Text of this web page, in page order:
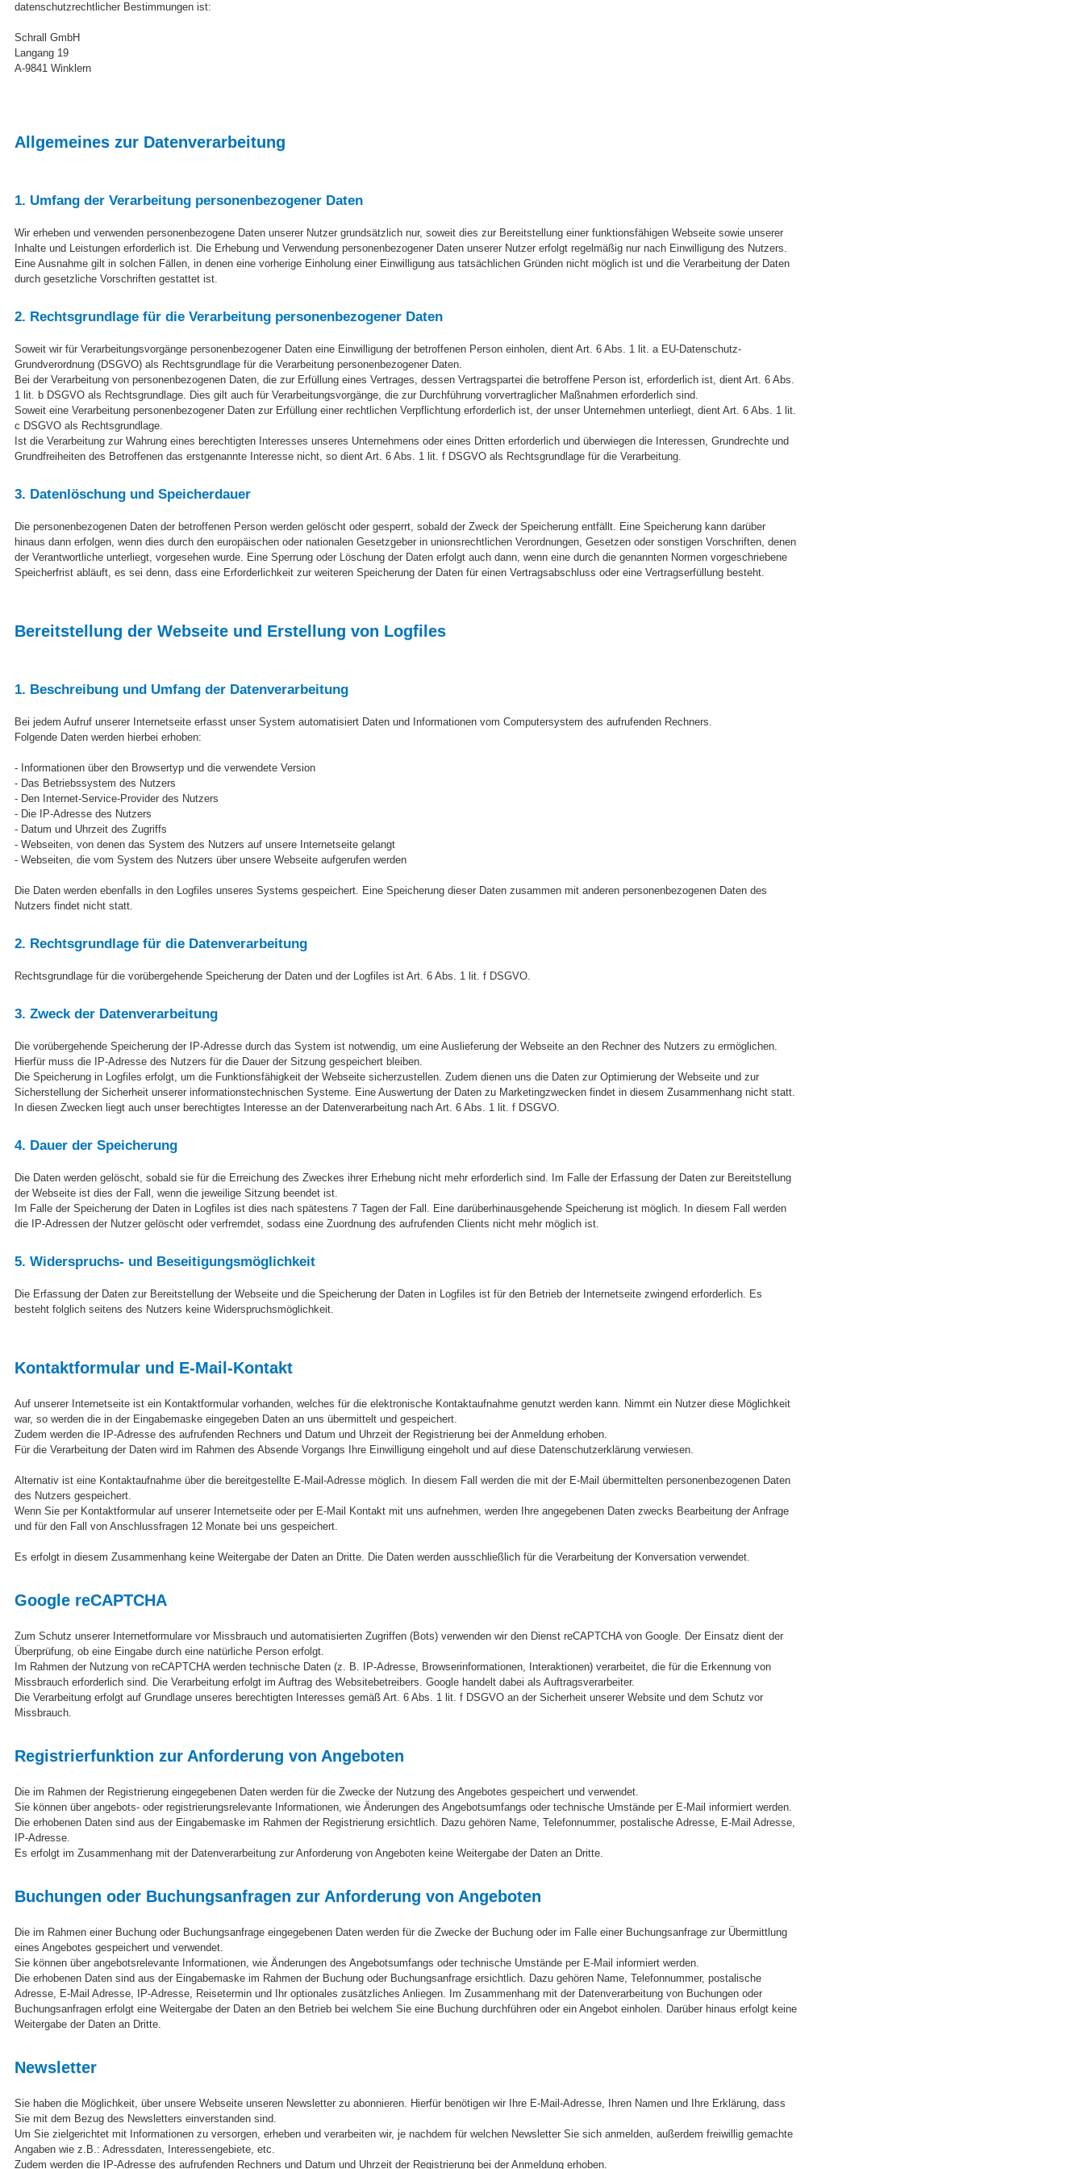
datenschutzrechtlicher Bestimmungen ist:
Schrall GmbH
Langang 19
A-9841 Winklern
Allgemeines zur Datenverarbeitung
1. Umfang der Verarbeitung personenbezogener Daten
Wir erheben und verwenden personenbezogene Daten unserer Nutzer grundsätzlich nur, soweit dies zur Bereitstellung einer funktionsfähigen Webseite sowie unserer
Inhalte und Leistungen erforderlich ist. Die Erhebung und Verwendung personenbezogener Daten unserer Nutzer erfolgt regelmäßig nur nach Einwilligung des Nutzers.
Eine Ausnahme gilt in solchen Fällen, in denen eine vorherige Einholung einer Einwilligung aus tatsächlichen Gründen nicht möglich ist und die Verarbeitung der Daten
durch gesetzliche Vorschriften gestattet ist.
2. Rechtsgrundlage für die Verarbeitung personenbezogener Daten
Soweit wir für Verarbeitungsvorgänge personenbezogener Daten eine Einwilligung der betroffenen Person einholen, dient Art. 6 Abs. 1 lit. a EU-Datenschutz-
Grundverordnung (DSGVO) als Rechtsgrundlage für die Verarbeitung personenbezogener Daten.
Bei der Verarbeitung von personenbezogenen Daten, die zur Erfüllung eines Vertrages, dessen Vertragspartei die betroffene Person ist, erforderlich ist, dient Art. 6 Abs.
1 lit. b DSGVO als Rechtsgrundlage. Dies gilt auch für Verarbeitungsvorgänge, die zur Durchführung vorvertraglicher Maßnahmen erforderlich sind.
Soweit eine Verarbeitung personenbezogener Daten zur Erfüllung einer rechtlichen Verpflichtung erforderlich ist, der unser Unternehmen unterliegt, dient Art. 6 Abs. 1 lit.
c DSGVO als Rechtsgrundlage.
Ist die Verarbeitung zur Wahrung eines berechtigten Interesses unseres Unternehmens oder eines Dritten erforderlich und überwiegen die Interessen, Grundrechte und
Grundfreiheiten des Betroffenen das erstgenannte Interesse nicht, so dient Art. 6 Abs. 1 lit. f DSGVO als Rechtsgrundlage für die Verarbeitung.
3. Datenlöschung und Speicherdauer
Die personenbezogenen Daten der betroffenen Person werden gelöscht oder gesperrt, sobald der Zweck der Speicherung entfällt. Eine Speicherung kann darüber
hinaus dann erfolgen, wenn dies durch den europäischen oder nationalen Gesetzgeber in unionsrechtlichen Verordnungen, Gesetzen oder sonstigen Vorschriften, denen
der Verantwortliche unterliegt, vorgesehen wurde. Eine Sperrung oder Löschung der Daten erfolgt auch dann, wenn eine durch die genannten Normen vorgeschriebene
Speicherfrist abläuft, es sei denn, dass eine Erforderlichkeit zur weiteren Speicherung der Daten für einen Vertragsabschluss oder eine Vertragserfüllung besteht.
Bereitstellung der Webseite und Erstellung von Logfiles
1. Beschreibung und Umfang der Datenverarbeitung
Bei jedem Aufruf unserer Internetseite erfasst unser System automatisiert Daten und Informationen vom Computersystem des aufrufenden Rechners.
Folgende Daten werden hierbei erhoben:
- Informationen über den Browsertyp und die verwendete Version
- Das Betriebssystem des Nutzers
- Den Internet-Service-Provider des Nutzers
- Die IP-Adresse des Nutzers
- Datum und Uhrzeit des Zugriffs
- Webseiten, von denen das System des Nutzers auf unsere Internetseite gelangt
- Webseiten, die vom System des Nutzers über unsere Webseite aufgerufen werden
Die Daten werden ebenfalls in den Logfiles unseres Systems gespeichert. Eine Speicherung dieser Daten zusammen mit anderen personenbezogenen Daten des
Nutzers findet nicht statt.
2. Rechtsgrundlage für die Datenverarbeitung
Rechtsgrundlage für die vorübergehende Speicherung der Daten und der Logfiles ist Art. 6 Abs. 1 lit. f DSGVO.
3. Zweck der Datenverarbeitung
Die vorübergehende Speicherung der IP-Adresse durch das System ist notwendig, um eine Auslieferung der Webseite an den Rechner des Nutzers zu ermöglichen.
Hierfür muss die IP-Adresse des Nutzers für die Dauer der Sitzung gespeichert bleiben.
Die Speicherung in Logfiles erfolgt, um die Funktionsfähigkeit der Webseite sicherzustellen. Zudem dienen uns die Daten zur Optimierung der Webseite und zur
Sicherstellung der Sicherheit unserer informationstechnischen Systeme. Eine Auswertung der Daten zu Marketingzwecken findet in diesem Zusammenhang nicht statt.
In diesen Zwecken liegt auch unser berechtigtes Interesse an der Datenverarbeitung nach Art. 6 Abs. 1 lit. f DSGVO.
4. Dauer der Speicherung
Die Daten werden gelöscht, sobald sie für die Erreichung des Zweckes ihrer Erhebung nicht mehr erforderlich sind. Im Falle der Erfassung der Daten zur Bereitstellung
der Webseite ist dies der Fall, wenn die jeweilige Sitzung beendet ist.
Im Falle der Speicherung der Daten in Logfiles ist dies nach spätestens 7 Tagen der Fall. Eine darüberhinausgehende Speicherung ist möglich. In diesem Fall werden
die IP-Adressen der Nutzer gelöscht oder verfremdet, sodass eine Zuordnung des aufrufenden Clients nicht mehr möglich ist.
5. Widerspruchs- und Beseitigungsmöglichkeit
Die Erfassung der Daten zur Bereitstellung der Webseite und die Speicherung der Daten in Logfiles ist für den Betrieb der Internetseite zwingend erforderlich. Es
besteht folglich seitens des Nutzers keine Widerspruchsmöglichkeit.
Kontaktformular und E-Mail-Kontakt
Auf unserer Internetseite ist ein Kontaktformular vorhanden, welches für die elektronische Kontaktaufnahme genutzt werden kann. Nimmt ein Nutzer diese Möglichkeit
war, so werden die in der Eingabemaske eingegeben Daten an uns übermittelt und gespeichert.
Zudem werden die IP-Adresse des aufrufenden Rechners und Datum und Uhrzeit der Registrierung bei der Anmeldung erhoben.
Für die Verarbeitung der Daten wird im Rahmen des Absende Vorgangs Ihre Einwilligung eingeholt und auf diese Datenschutzerklärung verwiesen.
Alternativ ist eine Kontaktaufnahme über die bereitgestellte E-Mail-Adresse möglich. In diesem Fall werden die mit der E-Mail übermittelten personenbezogenen Daten
des Nutzers gespeichert.
Wenn Sie per Kontaktformular auf unserer Internetseite oder per E-Mail Kontakt mit uns aufnehmen, werden Ihre angegebenen Daten zwecks Bearbeitung der Anfrage
und für den Fall von Anschlussfragen 12 Monate bei uns gespeichert.
Es erfolgt in diesem Zusammenhang keine Weitergabe der Daten an Dritte. Die Daten werden ausschließlich für die Verarbeitung der Konversation verwendet.
Google reCAPTCHA
Zum Schutz unserer Internetformulare vor Missbrauch und automatisierten Zugriffen (Bots) verwenden wir den Dienst reCAPTCHA von Google. Der Einsatz dient der
Überprüfung, ob eine Eingabe durch eine natürliche Person erfolgt.
Im Rahmen der Nutzung von reCAPTCHA werden technische Daten (z. B. IP-Adresse, Browserinformationen, Interaktionen) verarbeitet, die für die Erkennung von
Missbrauch erforderlich sind. Die Verarbeitung erfolgt im Auftrag des Websitebetreibers. Google handelt dabei als Auftragsverarbeiter.
Die Verarbeitung erfolgt auf Grundlage unseres berechtigten Interesses gemäß Art. 6 Abs. 1 lit. f DSGVO an der Sicherheit unserer Website und dem Schutz vor
Missbrauch.
Registrierfunktion zur Anforderung von Angeboten
Die im Rahmen der Registrierung eingegebenen Daten werden für die Zwecke der Nutzung des Angebotes gespeichert und verwendet.
Sie können über angebots- oder registrierungsrelevante Informationen, wie Änderungen des Angebotsumfangs oder technische Umstände per E-Mail informiert werden.
Die erhobenen Daten sind aus der Eingabemaske im Rahmen der Registrierung ersichtlich. Dazu gehören Name, Telefonnummer, postalische Adresse, E-Mail Adresse,
IP-Adresse.
Es erfolgt im Zusammenhang mit der Datenverarbeitung zur Anforderung von Angeboten keine Weitergabe der Daten an Dritte.
Buchungen oder Buchungsanfragen zur Anforderung von Angeboten
Die im Rahmen einer Buchung oder Buchungsanfrage eingegebenen Daten werden für die Zwecke der Buchung oder im Falle einer Buchungsanfrage zur Übermittlung
eines Angebotes gespeichert und verwendet.
Sie können über angebotsrelevante Informationen, wie Änderungen des Angebotsumfangs oder technische Umstände per E-Mail informiert werden.
Die erhobenen Daten sind aus der Eingabemaske im Rahmen der Buchung oder Buchungsanfrage ersichtlich. Dazu gehören Name, Telefonnummer, postalische
Adresse, E-Mail Adresse, IP-Adresse, Reisetermin und Ihr optionales zusätzliches Anliegen. Im Zusammenhang mit der Datenverarbeitung von Buchungen oder
Buchungsanfragen erfolgt eine Weitergabe der Daten an den Betrieb bei welchem Sie eine Buchung durchführen oder ein Angebot einholen. Darüber hinaus erfolgt keine
Weitergabe der Daten an Dritte.
Newsletter
Sie haben die Möglichkeit, über unsere Webseite unseren Newsletter zu abonnieren. Hierfür benötigen wir Ihre E-Mail-Adresse, Ihren Namen und Ihre Erklärung, dass
Sie mit dem Bezug des Newsletters einverstanden sind.
Um Sie zielgerichtet mit Informationen zu versorgen, erheben und verarbeiten wir, je nachdem für welchen Newsletter Sie sich anmelden, außerdem freiwillig gemachte
Angaben wie z.B.: Adressdaten, Interessengebiete, etc.
Zudem werden die IP-Adresse des aufrufenden Rechners und Datum und Uhrzeit der Registrierung bei der Anmeldung erhoben.